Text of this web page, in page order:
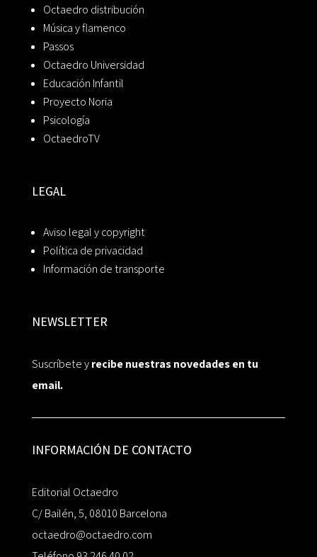
Octaedro distribución
Música y flamenco
Passos
Octaedro Universidad
Educación Infantil
Proyecto Noria
Psicología
OctaedroTV
LEGAL
Aviso legal y copyright
Política de privacidad
Información de transporte
NEWSLETTER
Suscríbete yrecibe nuestras novedades en tu
email.
INFORMACIÓN DE CONTACTO
Editorial Octaedro
C/ Bailén, 5, 08010 Barcelona
octaedro@octaedro.com